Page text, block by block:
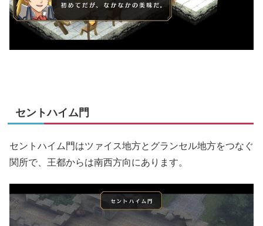
セントハイム門
セントハイム門はツァイス地方とグランセル地方をつなぐ
関所で、王都からは南西方向にあります。